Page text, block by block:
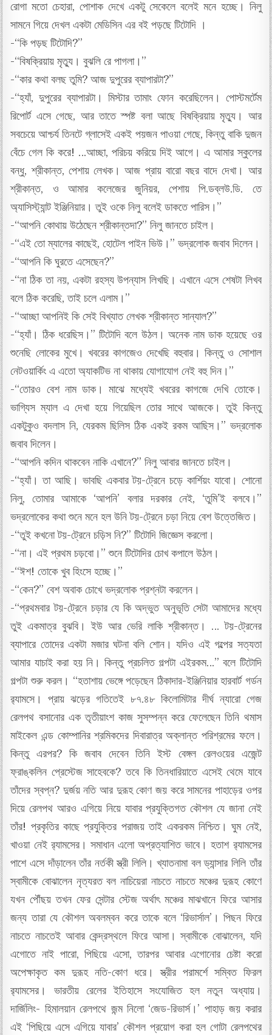
রোগা মতো চেহারা, পোশাক দেখে একটু সেকেলে বলেই মনে হচ্ছে। নিলু
সামনে গিয়ে দেখল একটা মেডিসিন এর বই পড়ছে টিটোদি ।
-“কি পড়ছ টিটোদি?”
-“বিষক্রিয়ায় মৃত্যু। বুঝলি রে পাগলা।”
-“কার কথা বলছ তুমি? আজ দুপুরের ব্যাপারটা?”
-“হ্যাঁ, দুপুরের ব্যাপারটা। মিস্টার তামাং ফোন করেছিলেন। পোস্টমর্টেম
রিপোর্ট এসে গেছে, আর তাতে স্পষ্ট বলা আছে বিষক্রিয়ায় মৃত্যু। আর
সবচেয়ে আশ্চর্য তিনটে গ্লাসেই একই পয়জন পাওয়া গেছে, কিন্তু বাকি দুজন
বেঁচে গেল কি করে! …আচ্ছা, পরিচয় করিয়ে দিই আগে। এ আমার স্কুলের
বন্ধু, শ্রীকান্ত, পেশায় লেখক। আজ প্রায় বারো বছর বাদে দেখা। আর
শ্রীকান্ত, ও আমার কলেজের জুনিয়র, পেশায় পি.ডব্লউ.ডি. তে
অ্যাসিস্ট্যান্ট ইঞ্জিনিয়ার। তুই ওকে নিলু বলেই ডাকতে পারিস।”
-“আপনি কোথায় উঠেছেন শ্রীকান্তদা?” নিলু জানতে চাইল।
-“এই তো ম্যালের কাছেই, হোটেল পাইন ভিউ।” ভদ্রলোক জবাব দিলেন।
-“আপনি কি ঘুরতে এসেছেন?”
-“না ঠিক তা নয়, একটা রহস্য উপন্যাস লিখছি। এখানে এসে শেষটা লিখব
বলে ঠিক করেছি, তাই চলে এলাম।”
-“আচ্ছা আপনিই কি সেই বিখ্যাত লেখক শ্রীকান্ত সান্যাল?”
-“হ্যাঁ। ঠিক ধরেছিস।” টিটোদি বলে উঠল। অনেক নাম ডাক হয়েছে ওর
শুনেছি লোকের মুখে। খবরের কাগজেও দেখেছি বহুবার। কিন্তু ও সোশাল
নেটওয়ার্কিং এ এতো অ্যাকটিভ না থাকায় যোগাযোগ নেই বহু দিন।”
-“তোরও বেশ নাম ডাক। মাঝে মধ্যেই খবরের কাগজে দেখি তোকে।
ভাগ্যিস ম্যাল এ দেখা হয়ে গিয়েছিল তোর সাথে আজকে। তুই কিন্তু
একটুকুও বদলাস নি, যেরকম ছিলিস ঠিক একই রকম আছিস।” ভদ্রলোক
জবাব দিলেন।
-“আপনি কদিন থাকবেন নাকি এখানে?” নিলু আবার জানতে চাইল।
-“হ্যাঁ। তা আছি। ভাবছি একবার টয়-ট্রেনে চড়ে কার্শিয়ং যাবো। শোনো
নিলু, তোমার আমাকে ‘আপনি’ বলার দরকার নেই, ‘তুমি’ই বলবে।”
ভদ্রলোকের কথা শুনে মনে হল উনি টয়-ট্রেনে চড়া নিয়ে বেশ উত্তেজিত।
-“তুই কখনো টয়-ট্রেনে চড়িস নি?” টিটোদি জিজ্ঞেস করলো।
-“না। এই প্রথম চড়বো।” শুনে টিটোদির চোখ কপালে উঠল।
-“ঈশ! তোকে খুব হিংসে হচ্ছে।”
-“কেন?” বেশ অবাক চোখে ভদ্রলোক প্রশ্নটা করলেন।
-“প্রথমবার টয়-ট্রেনে চড়ার যে কি অদ্ভুত অনুভূতি সেটা আমাদের মধ্যে
তুই একমাত্র বুঝবি। ইউ আর ভেরি লাকি শ্রীকান্ত। … টয়-ট্রেনের
ব্যাপারে তোদের একটা মজার ঘটনা বলি শোন। যদিও এই গল্পের সত্যতা
আমার যাচাই করা হয় নি। কিন্তু প্রচলিত গল্পটা এইরকম…” বলে টিটোদি
গল্পটা শুরু করল। “হতাশায় ভেঙ্গে পড়েছেন ঠিকাদার-ইঞ্জিনিয়ার হারবার্ট গর্ডন
র‍্যামসে। প্রায় ঝড়ের গতিতেই ৮৭.৪৮ কিলোমিটার দীর্ঘ ন্যারো গেজ
রেলপথ বসানোর এক তৃতীয়াংশ কাজ সুসম্পন্ন করে ফেলেছেন তিনি থমাস
মাইকেল এন্ড কোম্পানির শ্রমিকদের দিবারাত্র অক্লান্ত পরিশ্রমের ফলে।
কিন্তু এরপর? কি জবাব দেবেন তিনি ইস্ট বেঙ্গল রেলওয়ের এজেন্ট
ফ্রাঙ্কলিন প্রেস্টেজ সাহেবকে? তবে কি তিনধারিয়াতে এসেই থেমে যাবে
তাঁদের স্বপ্ন? দুর্জয় নতি আর দুরূহ কোণ জয় করে সামনের পাহাড়ের ওপর
দিয়ে রেলপথ আরও এগিয়ে নিয়ে যাবার প্রযুক্তিগত কৌশল যে জানা নেই
তাঁর! প্রকৃতির কাছে প্রযুক্তির পরাজয় তাই একরকম নিশ্চিত। ঘুম নেই,
খাওয়া নেই র‍্যামসের। সমাধান এলো অপ্রত্যাশিত ভাবে। হতাশ র‍্যামসের
পাশে এসে দাঁড়ালেন তাঁর নর্তকী স্ত্রী লিলি। খ্যাতনামা বল ড্যান্সার লিলি তাঁর
স্বামীকে বোঝালেন নৃত্যরত বল নাচিয়েরা নাচতে নাচতে মঞ্চের দুরূহ কোণে
যখন পৌঁছয় তখন ফের সেন্টার স্টেজ অর্থাৎ মঞ্চের মাঝখানে ফিরে আসার
জন্য তারা যে কৌশল অবলম্বন করে তাকে বলে ‘রিভার্সাল’। পিছন ফিরে
নাচতে নাচতেই আবার কেন্দ্রস্থলে ফিরে আসা। স্বামীকে বোঝালেন, যদি
এগোতে নাই পারো, পিছিয়ে এসো, তারপর আবার এগোনোর চেষ্টা করো
অপেক্ষাকৃত কম দুরূহ নতি-কোণ ধরে। স্ত্রীর পরামর্শে সম্বিত ফিরল
র‍্যামসের। ভারতীয় রেলের ইতিহাসে সংযোজিত হল নতুন অধ্যায়।
দার্জিলিং- হিমালয়ান রেলপথে জন্ম নিলো ‘জেড-রিভার্স।’ পাহাড় জয় করার
এই ‘পিছিয়ে এসে এগিয়ে যাবার’ কৌশল প্রয়োগ করা হল গোটা রেলপথের